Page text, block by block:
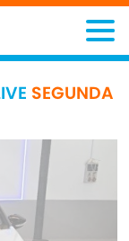
SEGUNDA